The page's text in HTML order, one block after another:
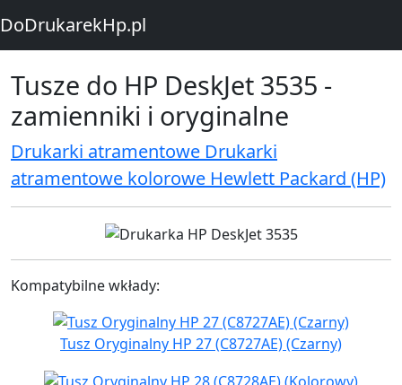
DoDrukarekHp.pl
Tusze do HP DeskJet 3535 -
zamienniki i oryginalne
Drukarki atramentowe Drukarki
atramentowe kolorowe Hewlett Packard (HP)
Kompatybilne wkłady:
Tusz Oryginalny HP 27 (C8727AE) (Czarny)